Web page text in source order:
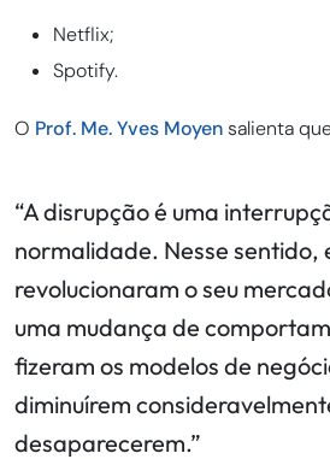
Netflix;
Spotify.
O Prof. Me. Yves Moyensalienta
“A disrupção é uma
normalidade. Nesse sentido,
revolucionaram o seu
uma mudança de
fizeram os modelos de
diminuírem
desaparecerem.”